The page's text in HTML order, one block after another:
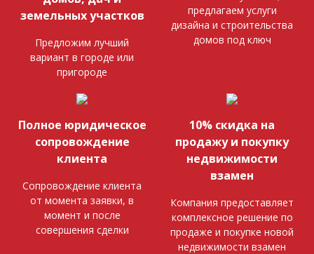
земельных участков
Предложим лучший
вариант в городе или
пригороде
предлагаем услуги
дизайна и строительства
домов под ключ
Полное юридическое
сопровождение
клиента
Сопровождение клиента
от момента заявки, в
момент и после
совершения сделки
10% скидка на
продажу и покупку
недвижимости
взамен
Компания предоставляет
комплексное решение по
продаже и покупке новой
недвижимости взамен